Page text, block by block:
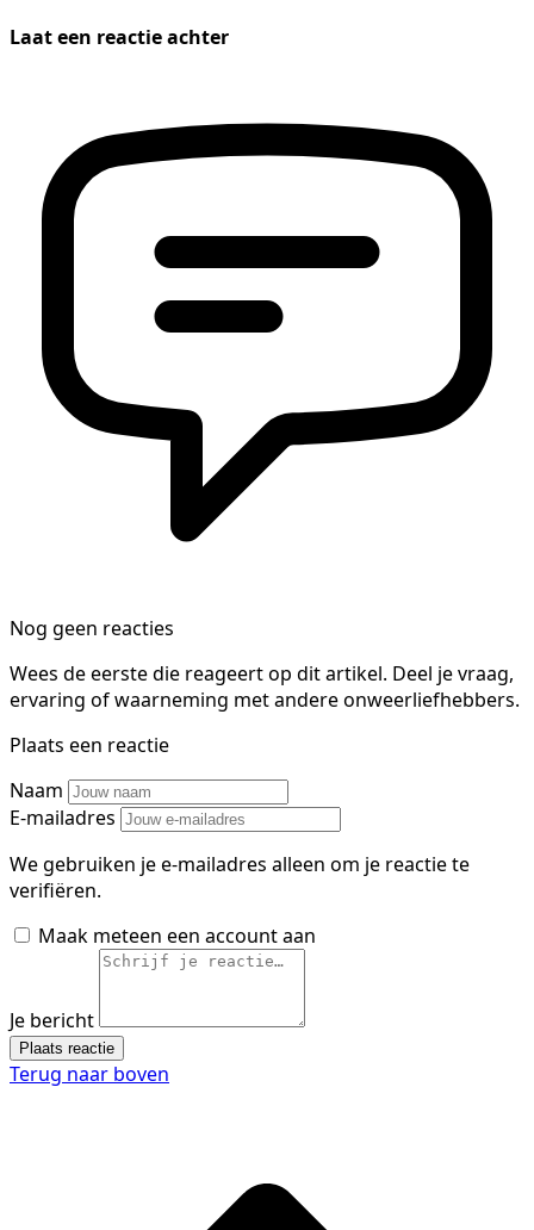
Laat een reactie achter
Nog geen reacties
Wees de eerste die reageert op dit artikel. Deel je vraag,
ervaring of waarneming met andere onweerliefhebbers.
Plaats een reactie
Naam
E-mailadres
We gebruiken je e-mailadres alleen om je reactie te
verifiëren.
Maak meteen een account aan
Je bericht
Plaats reactie
Terug naar boven